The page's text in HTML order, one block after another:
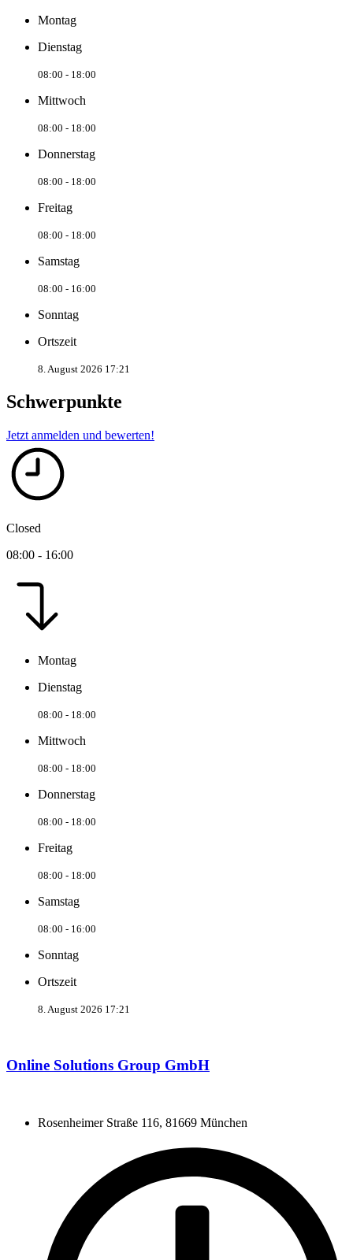
Montag
Dienstag
08:00 - 18:00
Mittwoch
08:00 - 18:00
Donnerstag
08:00 - 18:00
Freitag
08:00 - 18:00
Samstag
08:00 - 16:00
Sonntag
Ortszeit
8. August 2026 17:21
Schwerpunkte
Jetzt anmelden und bewerten!
Closed
08:00 - 16:00
Montag
Dienstag
08:00 - 18:00
Mittwoch
08:00 - 18:00
Donnerstag
08:00 - 18:00
Freitag
08:00 - 18:00
Samstag
08:00 - 16:00
Sonntag
Ortszeit
8. August 2026 17:21
Online Solutions Group GmbH
Rosenheimer Straße 116, 81669 München